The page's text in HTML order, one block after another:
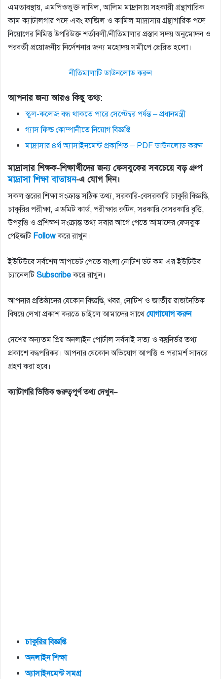
এমতাবস্থায়, এমপিওভুক্ত দাখিল, আলিম মাদ্রাসায় সহকারী গ্রন্থাগারিক
কাম ক্যাটালগার পদে এবং ফাজিল ও কামিল মাদ্রাসায় গ্রন্থাগারিক পদে
নিয়ােগের নিমিত্ত উপরিউক্ত শর্তাবলী/নীতিমালার প্রস্তাব সদয় অনুমােদন ও
পরবর্তী প্রয়ােজনীয় নির্দেশনার জন্য মহােদয় সমীপে প্রেরিত হলাে।
নীতিমালাটি ডাউনলোড করুন
আপনার জন্য আরও কিছু তথ্য:
স্কুল-কলেজ বন্ধ থাকতে পারে সেপ্টেম্বর পর্যন্ত – প্রধানমন্ত্রী
গ্যাস ফিল্ড কোম্পানীতে নিয়োগ বিজ্ঞপ্তি
মাদ্রাসার ৪র্থ অ্যাসাইনমেন্ট প্রকাশিত – PDF ডাউনলোড করুন
মাদ্রাসার শিক্ষক-শিক্ষার্থীদের জন্য ফেসবুকের সবচেয়ে বড় গ্রুপ
মাদ্রাসা শিক্ষা বাতায়ন-এ যোগ দিন।
সকল স্তরের শিক্ষা সংক্রান্ত সঠিক তথ্য, সরকারি-বেসরকারি চাকুরি বিজ্ঞপ্তি,
চাকুরির পরীক্ষা, এডমিট কার্ড, পরীক্ষার রুটিন, সরকারি বেসরকারি বৃত্তি,
উপবৃত্তি ও প্রশিক্ষণ সংক্রান্ত তথ্য সবার আগে পেতে আমাদের ফেসবুক
পেইজটি Followকরে রাখুন।
ইউটিউবে সর্বশেষ আপডেট পেতে বাংলা নোটিশ ডট কম এর ইউটিউব
চ্যানেলটিSubscribeকরে রাখুন।
আপনার প্রতিষ্ঠানের যেকোন বিজ্ঞপ্তি, খবর, নোটিশ ও জাতীয় রাজনৈতিক
বিষয়ে লেখা প্রকাশ করতে চাইলে আমাদের সাথে যোগাযোগ করুন
দেশের অন্যতম প্রিয় অনলাইন পোর্টাল সর্বদাই সত্য ও বস্তুনির্ভর তথ্য
প্রকাশে বদ্ধপরিকর। আপনার যেকোন অভিযোগ আপত্তি ও পরামর্শ সাদরে
গ্রহণ করা হবে।
ক্যাটাগরি ভিত্তিক গুরুত্বপূর্ণ তথ্য দেখুন–
চাকুরির বিজ্ঞপ্তি
অনলাইন শিক্ষা
অ্যাসাইনমেন্ট সমগ্র